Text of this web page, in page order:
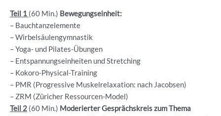
Teil 1 (60 Min.) Bewegungseinheit:
– Bauchtanzelemente
– ⁠Wirbelsäulengymnastik
– ⁠Yoga- und Pilates-Übungen
– ⁠Entspannungseinheiten und Stretching
– ⁠Kokoro-Physical-Training
– ⁠PMR (Progressive Muskelrelaxation: nach Jacobsen)
– ZRM (Züricher Ressourcen-Model)
Teil 2 (60 Min.) Moderierter Gesprächskreiszum Thema